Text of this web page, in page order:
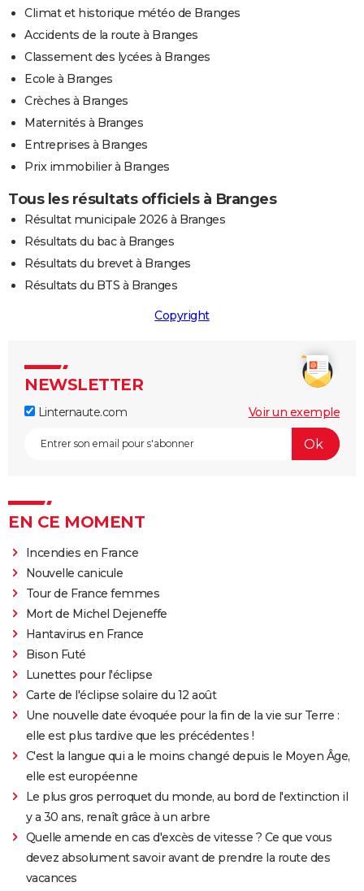
Climat et historique météo de Branges
Accidents de la route à Branges
Classement des lycées à Branges
Ecole à Branges
Crèches à Branges
Maternités à Branges
Entreprises à Branges
Prix immobilier à Branges
Tous les résultats officiels à Branges
Résultat municipale 2026 à Branges
Résultats du bac à Branges
Résultats du brevet à Branges
Résultats du BTS à Branges
Copyright
NEWSLETTER
Linternaute.com Voir un exemple
EN CE MOMENT
Incendies en France
Nouvelle canicule
Tour de France femmes
Mort de Michel Dejeneffe
Hantavirus en France
Bison Futé
Lunettes pour l'éclipse
Carte de l'éclipse solaire du 12 août
Une nouvelle date évoquée pour la fin de la vie sur Terre :
elle est plus tardive que les précédentes !
C'est la langue qui a le moins changé depuis le Moyen Âge,
elle est européenne
Le plus gros perroquet du monde, au bord de l'extinction il
y a 30 ans, renaît grâce à un arbre
Quelle amende en cas d'excès de vitesse ? Ce que vous
devez absolument savoir avant de prendre la route des
vacances